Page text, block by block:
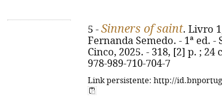
5 - Sinners of saint. Livro
Fernanda Semedo. - 1ª ed. -
Cinco, 2025. - 318, [2] p. ;
978-989-710-704-7
Link persistente: http://